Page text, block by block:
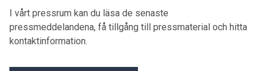
I vårt pressrum kan du läsa de senaste
pressmeddelandena, få tillgång till pressmaterial och hitta
kontaktinformation.